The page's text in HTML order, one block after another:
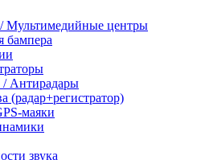
Мультимедийные центры
бампера
/ Антирадары
(радар+регистратор)
маяки
звука